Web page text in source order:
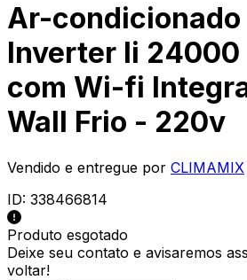
Ar-condicionado
Inverter Ii 24000
com Wi-fi
Wall Frio - 220v
Vendido e entregue por CLIMAMIX
ID: 338466814
Produto esgotado
Deixe seu contato e avisaremos
voltar!